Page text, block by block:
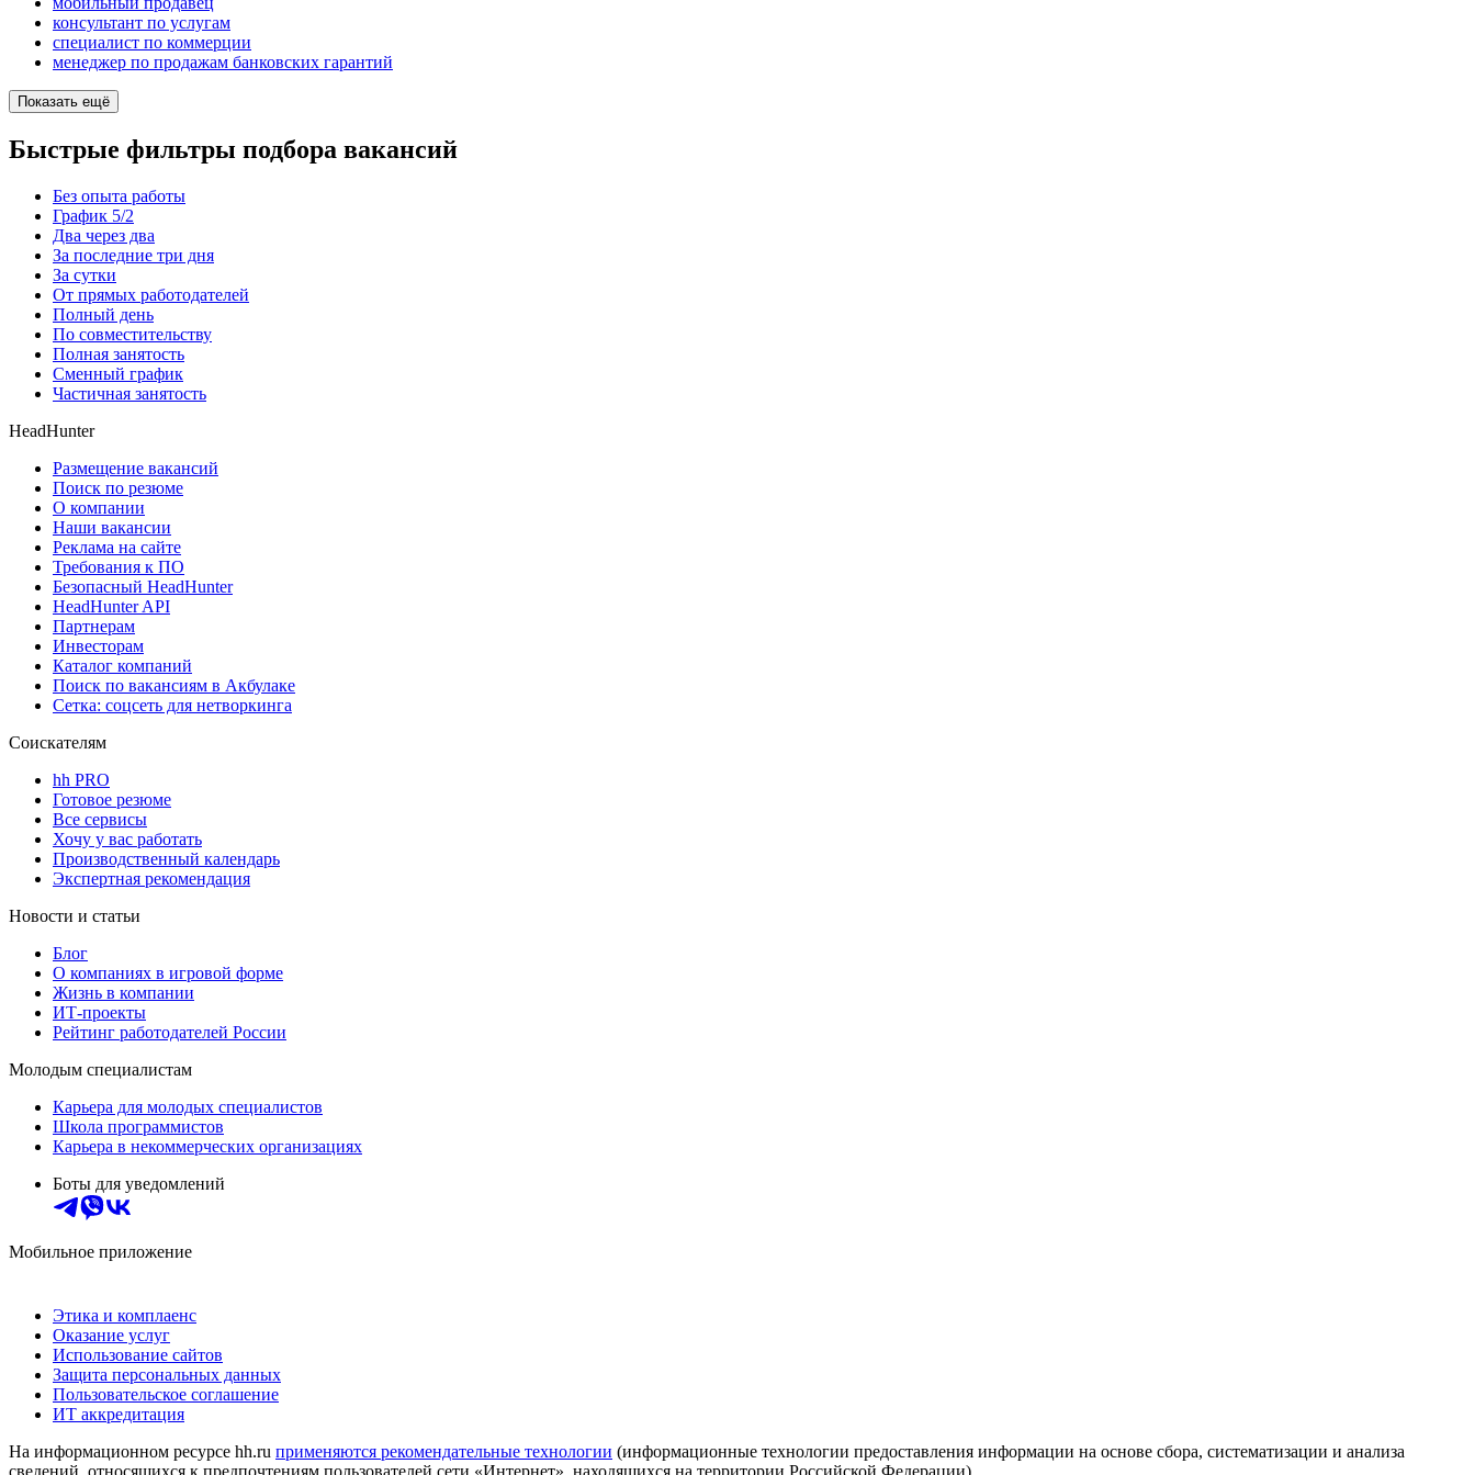
консультант по услугам
специалист по коммерции
менеджер по продажам банковских гарантий
Показать ещё
Быстрые фильтры подбора вакансий
Без опыта работы
График 5/2
Два через два
За последние три дня
За сутки
От прямых работодателей
Полный день
По совместительству
Полная занятость
Сменный график
Частичная занятость
HeadHunter
Размещение вакансий
Поиск по резюме
О компании
Наши вакансии
Реклама на сайте
Требования к ПО
Безопасный HeadHunter
HeadHunter API
Партнерам
Инвесторам
Каталог компаний
Поиск по вакансиям в Акбулаке
Сетка: соцсеть для нетворкинга
Соискателям
hh PRO
Готовое резюме
Все сервисы
Хочу у вас работать
Производственный календарь
Экспертная рекомендация
Новости и статьи
Блог
О компаниях в игровой форме
Жизнь в компании
ИТ-проекты
Рейтинг работодателей России
Молодым специалистам
Карьера для молодых специалистов
Школа программистов
Карьера в некоммерческих организациях
Боты для уведомлений
Мобильное приложение
Этика и комплаенс
Оказание услуг
Использование сайтов
Защита персональных данных
Пользовательское соглашение
ИТ аккредитация
На информационном ресурсе hh.ru применяются рекомендательные технологии (информационные технологии предоставления информации на основе сбора, систематизации и анализа
сведений, относящихся к предпочтениям пользователей сети «Интернет», находящихся на территории Российской Федерации)